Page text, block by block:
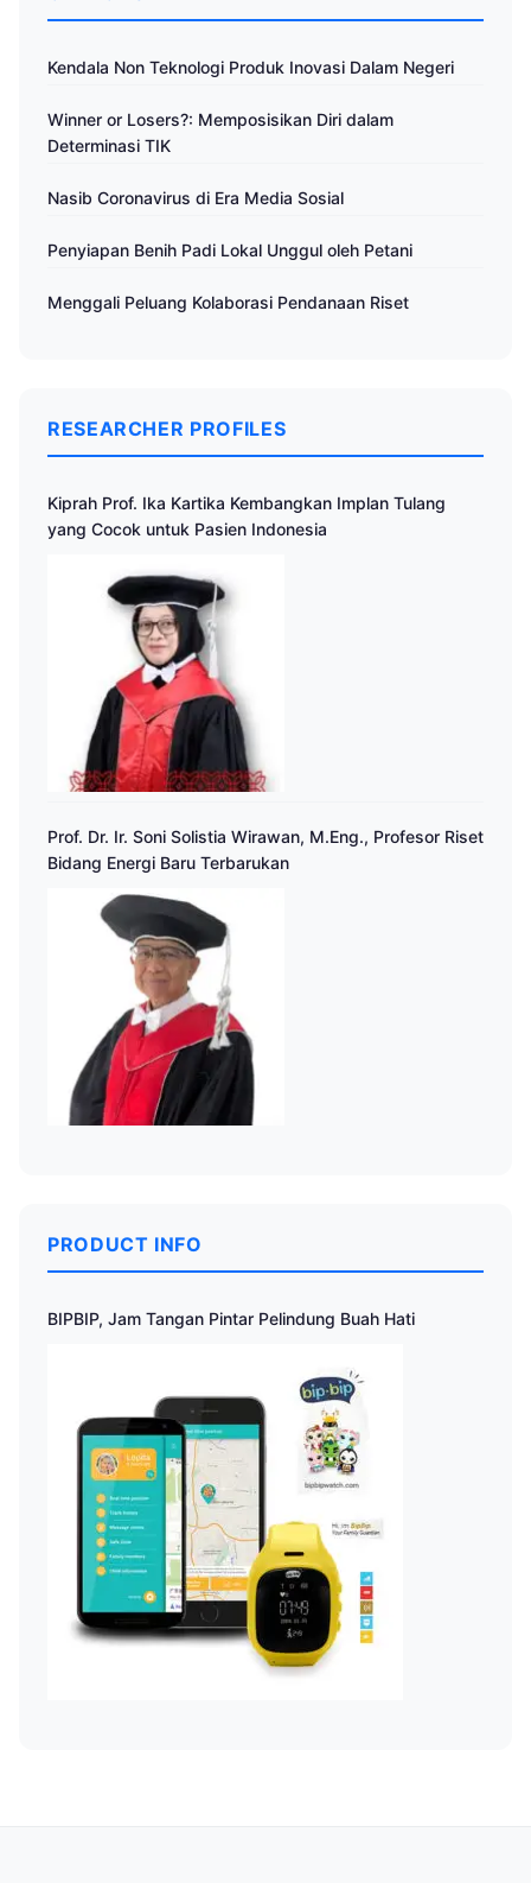
Kendala Non Teknologi Produk Inovasi Dalam Negeri
Winner or Losers?: Memposisikan Diri dalam
Determinasi TIK
Nasib Coronavirus di Era Media Sosial
Penyiapan Benih Padi Lokal Unggul oleh Petani
Menggali Peluang Kolaborasi Pendanaan Riset
RESEARCHER PROFILES
Kiprah Prof. Ika Kartika Kembangkan Implan Tulang
yang Cocok untuk Pasien Indonesia
Prof. Dr. Ir. Soni Solistia Wirawan, M.Eng., Profesor Riset
Bidang Energi Baru Terbarukan
PRODUCT INFO
BIPBIP, Jam Tangan Pintar Pelindung Buah Hati